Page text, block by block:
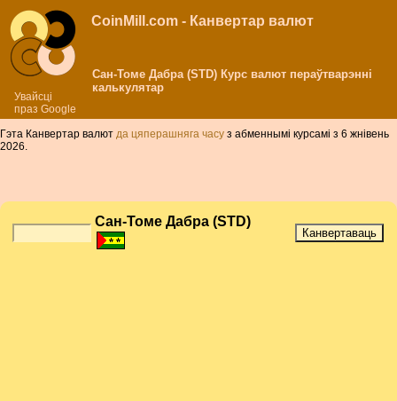
Увайсці
праз Google
CoinMill.com - Канвертар валют
Сан-Томе Дабра (STD) Курс валют пераўтварэнні
калькулятар
Гэта Канвертар валют да цяперашняга часу з абменнымі курсамі з 6 жнівень
2026.
Сан-Томе Дабра (STD)